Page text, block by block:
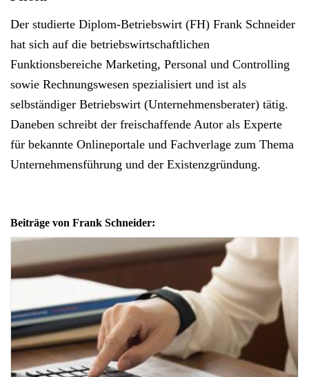
Der studierte Diplom-Betriebswirt (FH) Frank Schneider
hat sich auf die betriebswirtschaftlichen
Funktionsbereiche Marketing, Personal und Controlling
sowie Rechnungswesen spezialisiert und ist als
selbständiger Betriebswirt (Unternehmensberater) tätig.
Daneben schreibt der freischaffende Autor als Experte
für bekannte Onlineportale und Fachverlage zum Thema
Unternehmensführung und der Existenzgründung.
Beiträge von Frank Schneider: